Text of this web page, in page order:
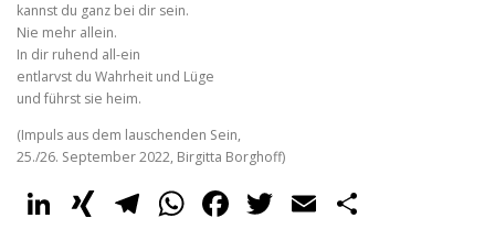
kannst du ganz bei dir sein.
Nie mehr allein.
In dir ruhend all-ein
entlarvst du Wahrheit und Lüge
und führst sie heim.
(Impuls aus dem lauschenden Sein,
25./26. September 2022, Birgitta Borghoff)
LinkedIn
XINGTelegram
WhatsApp
Facebook
Twitter
Email